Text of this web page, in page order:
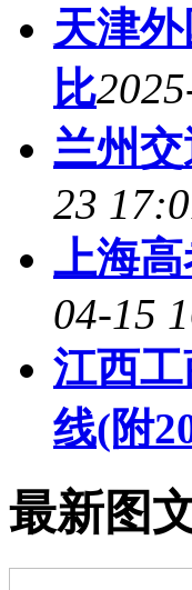
天津
比
兰州
23
上海
04-15
江西
线(附
最新图